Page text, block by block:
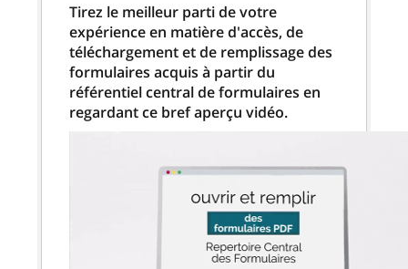
Tirez le meilleur parti de votre
expérience en matière d'accès, de
téléchargement et de remplissage des
formulaires acquis à partir du
référentiel central de formulaires en
regardant ce bref aperçu vidéo.